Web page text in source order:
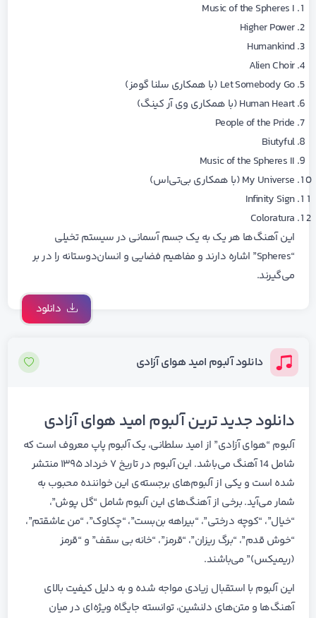
Music of the Spheres I
Higher Power
Humankind
Alien Choir
Let Somebody Go (با همکاری سلنا گومز)
Human Heart (با همکاری وی آر کینگ)
People of the Pride
Biutyful
Music of the Spheres II
My Universe (با همکاری بی‌تی‌اس)
Infinity Sign
Coloratura
این آهنگ‌ها هر یک به یک جسم آسمانی در سیستم تخیلی
“Spheres” اشاره دارند و مفاهیم فضایی و انسان‌دوستانه را در بر
می‌گیرند.
دانلود
دانلود آلبوم امید هوای آزادی
دانلود جدید ترین آلبوم امید هوای آزادی
آلبوم “هوای آزادی” از امید سلطانی، یک آلبوم پاپ معروف است که
شامل 14 آهنگ می‌باشد. این آلبوم در تاریخ ۷ خرداد ۱۳۹۵ منتشر
شده است و یکی از آلبوم‌های برجسته‌ی این خواننده محبوب به
شمار می‌آید. برخی از آهنگ‌های این آلبوم شامل “گل پوش”،
“خیال”، “کوچه درختی”، “بیراهه بن‌بست”، “چکاوک”، “من عاشقتم”،
“خوش قدم”، “برگ ریزان”، “قرمز”، “خانه بی سقف” و “قرمز
(ریمیکس)” می‌باشند.
این آلبوم با استقبال زیادی مواجه شده و به دلیل کیفیت بالای
آهنگ‌ها و متن‌های دلنشین، توانسته جایگاه ویژه‌ای در میان